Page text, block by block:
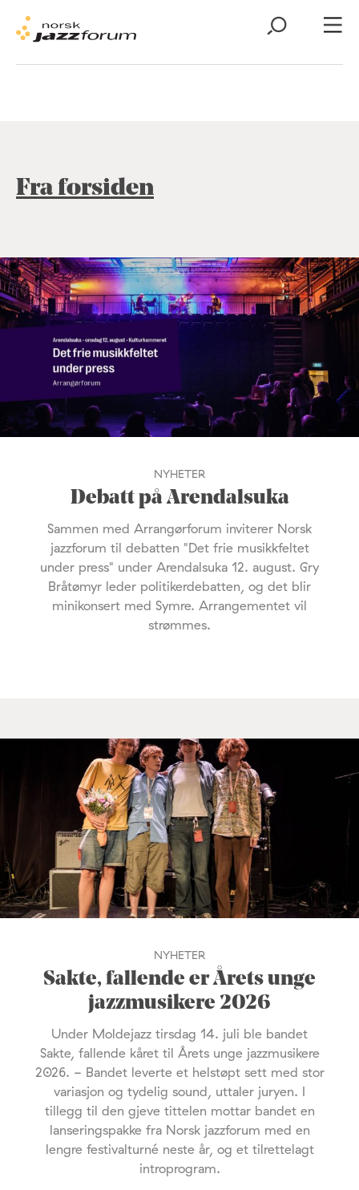
Fra forsiden
NYHETER
Debatt på Arendalsuka
Sammen med Arrangørforum inviterer Norsk
jazzforum til debatten "Det frie musikkfeltet
under press" under Arendalsuka 12. august. Gry
Bråtømyr leder politikerdebatten, og det blir
minikonsert med Symre. Arrangementet vil
strømmes.
NYHETER
Sakte, fallende er Årets unge
jazzmusikere 2026
Under Moldejazz tirsdag 14. juli ble bandet
Sakte, fallende kåret til Årets unge jazzmusikere
2026. - Bandet leverte et helstøpt sett med stor
variasjon og tydelig sound, uttaler juryen. I
tillegg til den gjeve tittelen mottar bandet en
lanseringspakke fra Norsk jazzforum med en
lengre festivalturné neste år, og et tilrettelagt
introprogram.